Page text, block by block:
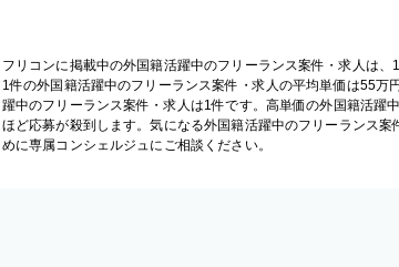
フリコンに掲載中の外国籍活躍中のフリーランス案件・求人は、1
1件の外国籍活躍中のフリーランス案件・求人の平均単価は55万
躍中のフリーランス案件・求人は1件です。高単価の外国籍活躍
ほど応募が殺到します。気になる外国籍活躍中のフリーランス案
めに専属コンシェルジュにご相談ください。